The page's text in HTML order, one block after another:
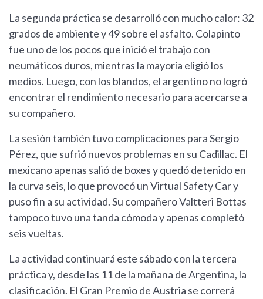
La segunda práctica se desarrolló con mucho calor: 32
grados de ambiente y 49 sobre el asfalto. Colapinto
fue uno de los pocos que inició el trabajo con
neumáticos duros, mientras la mayoría eligió los
medios. Luego, con los blandos, el argentino no logró
encontrar el rendimiento necesario para acercarse a
su compañero.
La sesión también tuvo complicaciones para Sergio
Pérez, que sufrió nuevos problemas en su Cadillac. El
mexicano apenas salió de boxes y quedó detenido en
la curva seis, lo que provocó un Virtual Safety Car y
puso fin a su actividad. Su compañero Valtteri Bottas
tampoco tuvo una tanda cómoda y apenas completó
seis vueltas.
La actividad continuará este sábado con la tercera
práctica y, desde las 11 de la mañana de Argentina, la
clasificación. El Gran Premio de Austria se correrá